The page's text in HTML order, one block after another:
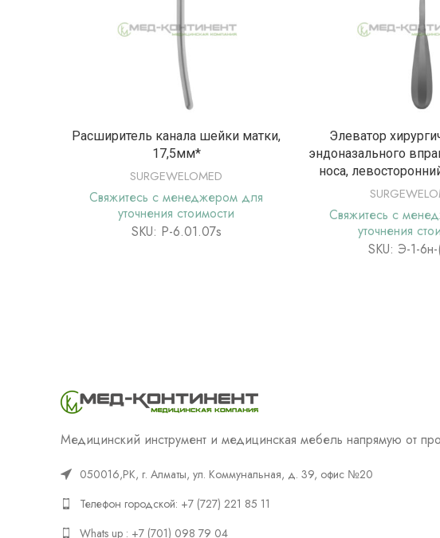
ПОДРОБНЕЕ
Расширитель канала шейки матки,
17,5мм*
SURGEWELOMED
Свяжитесь с менеджером для
уточнения стоимости
SKU: Р-6.01.07s
Элеватор
эндоназального
носа,
Свяжитесь с
уточнения
SKU: Э-1-6н-
Медицинский инструмент и медицинская мебель напрямую от
050016,РК, г. Алматы, ул. Коммунальная, д. 39, офис №20
Телефон городской: +7 (727) 221 85 11
Whats up : +7 (701) 098 79 04